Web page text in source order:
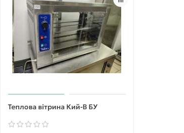
Теплова вітрина Кий-В БУ